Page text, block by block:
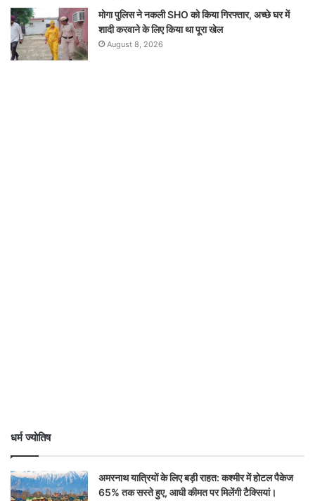
मोगा पुलिस ने नकली SHO को किया गिरफ्तार, अच्छे घर में
शादी करवाने के लिए किया था पूरा खेल
August 8, 2026
धर्म ज्योतिष
अमरनाथ यात्रियों के लिए बड़ी राहत: कश्मीर में होटल पैकेज
65% तक सस्ते हुए, आधी कीमत पर मिलेंगी टैक्सियां।